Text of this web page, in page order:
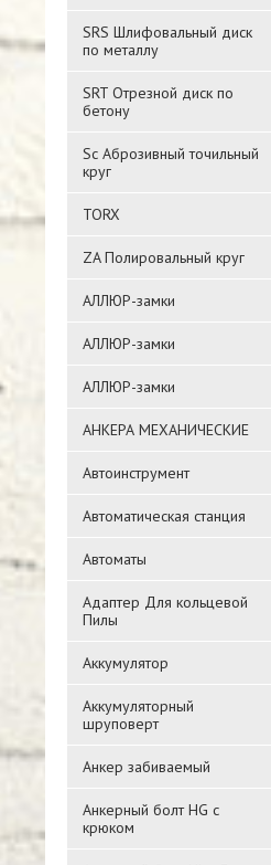
SRS Шлифовальный диск
по металлу
SRT Отрезной диск по
бетону
Sc Аброзивный точильный
круг
TORX
ZA Полировальный круг
АЛЛЮР-замки
АЛЛЮР-замки
АЛЛЮР-замки
АНКЕРА МЕХАНИЧЕСКИЕ
Автоинструмент
Автоматическая станция
Автоматы
Адаптер Для кольцевой
Пилы
Аккумулятор
Аккумуляторный
шруповерт
Анкер забиваемый
Анкерный болт HG с
крюком